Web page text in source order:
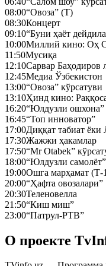
08:00“Овоза” (Т)
08:30Концерт
09:10“Буни ҳаёт
10:00Миллий кино: Оҳ
11:50Мусиқа
12:10Сарвар Баҳодиров
12:45Медиа Ўзбекистон
13:00“Овоза” кўрсатуви
13:10Ҳинд кино:
16:20“Юлдузли ошхона”
16:45“Топ инноватор”
17:00Диққат табиат ёки
17:30Жажжи ҳакамлар
17:50“Mr Otabek”
18:00“Юлдузли
19:00Ошга марҳамат (Т-
20:00“Ҳафта овозалари”
20:30Теленовелла
21:50“Киш миш”
23:00“Патрул-РТВ”
О проекте